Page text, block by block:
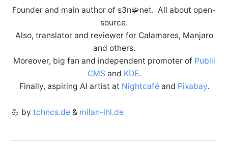
Founder and main author of s3n🧩net. All about open-
source.
Also, translator and reviewer for Calamares, Manjaro
and others.
Moreover, big fan and independent promoter of Publii
CMS and KDE.
Finally, aspiring AI artist at Nightcaféand Pixabay.
💪 by tchncs.de& milan-ihl.de